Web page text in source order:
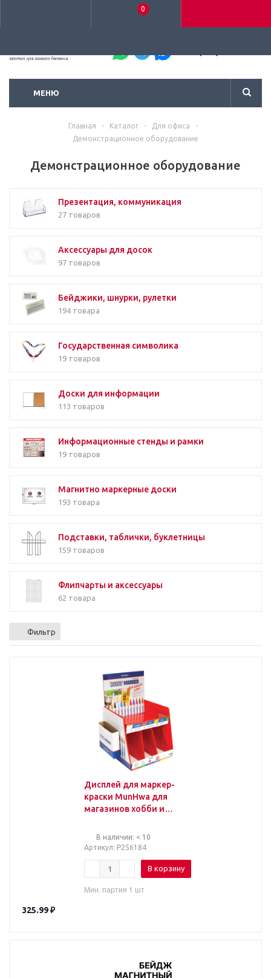
0
МЕНЮ
Главная - Каталог - Для офиса
-
Демонстрационное оборудование
Демонстрационное оборудование
Презентация, коммуникация
27 товаров
Аксессуары для досок
97 товаров
Бейджики, шнурки, рулетки
194 товара
Государственная символика
19 товаров
Доски для информации
113 товаров
Информационные стенды и рамки
19 товаров
Магнитно маркерные доски
193 товара
Подставки, таблички, буклетницы
159 товаров
Флипчарты и аксессуары
62 товара
Фильтр
Дисплей для маркер-
краски MunHwa для
магазинов хобби и
В наличии: < 10
Артикул: Р256184
В корзину
Мин. партия 1 шт
325.99₽